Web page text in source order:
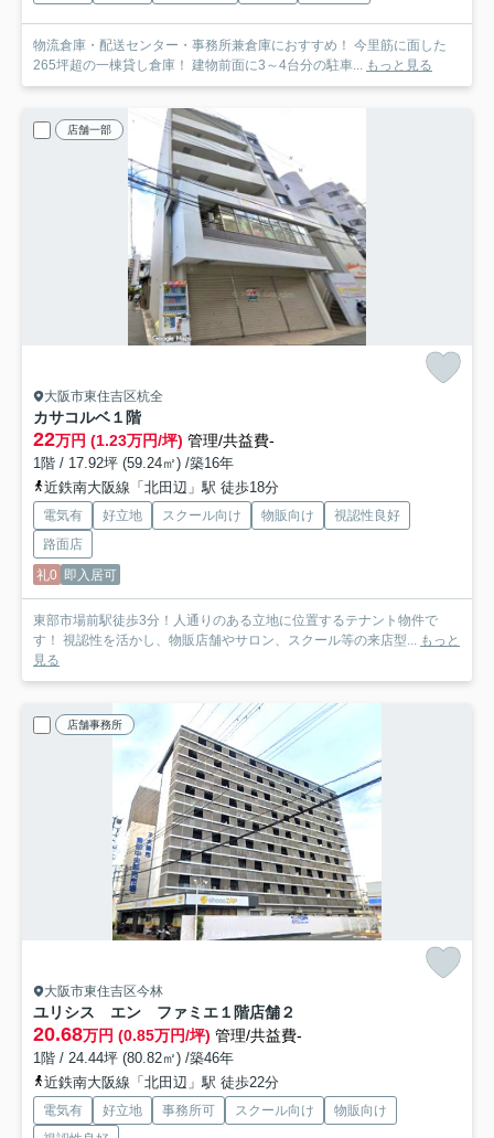
物流倉庫・配送センター・事務所兼倉庫におすすめ！ 今里筋に面した
265坪超の一棟貸し倉庫！ 建物前面に3～4台分の駐車... もっと見る
店舗一部
大阪市東住吉区杭全
カサコルベ１階
22万円 (1.23万円/坪) 管理/共益費-
1階 / 17.92坪 (59.24㎡) /築16年
近鉄南大阪線「北田辺」駅 徒歩18分
電気有 好立地 スクール向け 物販向け
視認性良好
路面店
礼0 即入居可
東部市場前駅徒歩3分！人通りのある立地に位置するテナント物件で
す！ 視認性を活かし、物販店舗やサロン、スクール等の来店型... もっと
見る
店舗事務所
大阪市東住吉区今林
ユリシス エン ファミエ１階店舗２
20.68万円 (0.85万円/坪) 管理/共益費-
1階 / 24.44坪 (80.82㎡) /築46年
近鉄南大阪線「北田辺」駅 徒歩22分
電気有 好立地 事務所可 スクール向け
物販向け